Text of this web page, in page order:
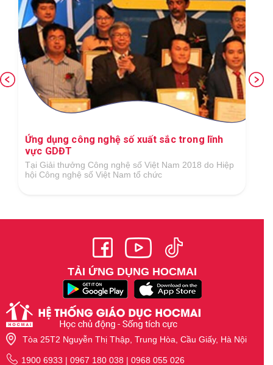
Ứng dụng công nghệ số xuất sắc trong lĩnh
vực GDĐT
Tại Giải thưởng Công nghệ số Việt Nam 2018 do Hiệp
hội Công nghệ số Việt Nam tổ chức
TẢI ỨNG DỤNG HOCMAI
Tòa 25T2 Nguyễn Thị Thập, Trung Hòa, Cầu Giấy, Hà Nội
1900 6933 | 0967 180 038 | 0968 055 026